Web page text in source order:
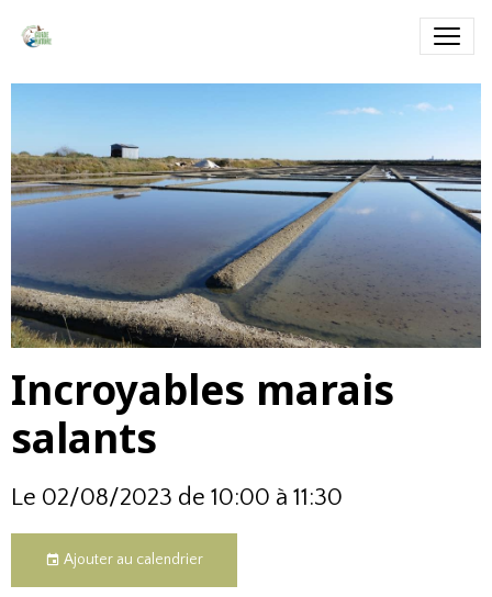
Incroyables marais
salants
Le 02/08/2023 de 10:00 à 11:30
Ajouter au calendrier